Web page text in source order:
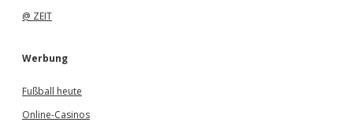
@ ZEIT
Werbung
Fußball heute
Online-Casinos